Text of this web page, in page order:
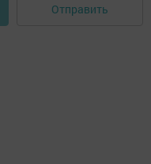
Отправить